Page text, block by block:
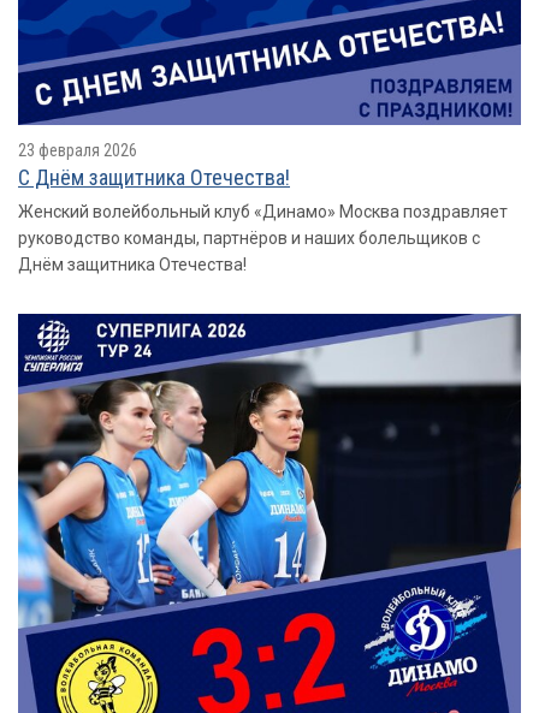
23 февраля 2026
С Днём защитника Отечества!
Женский волейбольный клуб «Динамо» Москва поздравляет
руководство команды, партнёров и наших болельщиков с
Днём защитника Отечества!